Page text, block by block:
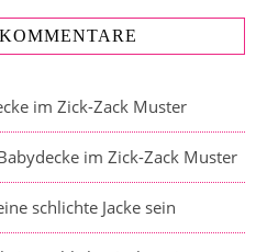
im Zick-Zack Muster
im Zick-Zack Muster
schlichte Jacke sein